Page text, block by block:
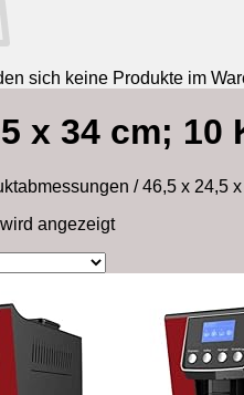
sich keine Produkte im
x 34 cm; 10
/‎46,5 x 24,5
angezeigt